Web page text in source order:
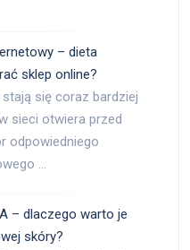
– dieta
sklep online?
się coraz bardziej
sieci otwiera przed
odpowiedniego
…
– dlaczego warto je
skóry?